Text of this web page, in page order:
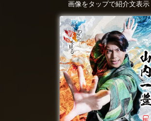
画像をタップで紹介文表示